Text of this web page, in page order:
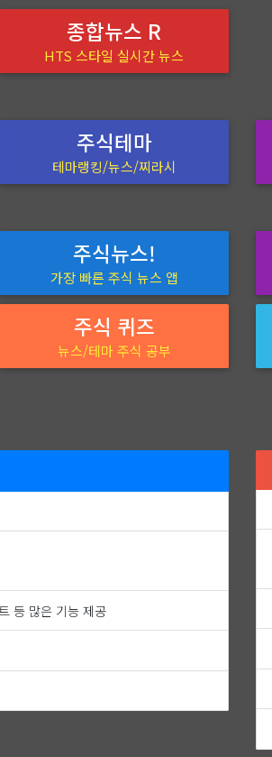
종합뉴스 R
HTS 스타일 실시간 뉴스
주식테마
테마랭킹/뉴스/찌라시
주식뉴스!
가장 빠른 주식 뉴스 앱
주식 퀴즈
뉴스/테마 주식 공부
등 많은 기능 제공